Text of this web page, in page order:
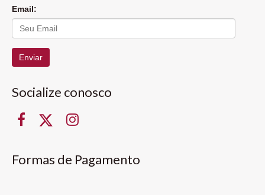
Email:
Enviar
Socialize conosco
Formas de Pagamento